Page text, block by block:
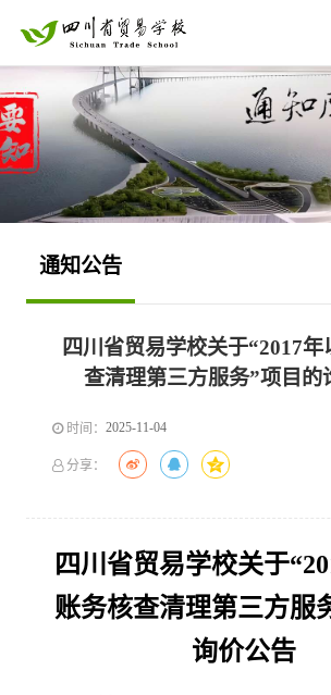
通知公告
四川省贸易学校关于“2017
查清理第三方服务”项目的
时间： 2025-11-04
分享：
四川省贸易学校关于
账务核查清理第三方服
询价公告